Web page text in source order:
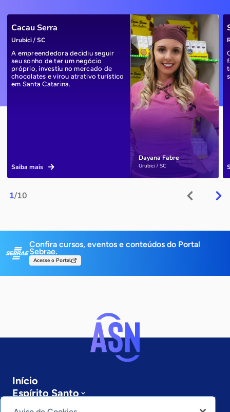
1/10
Dayana Fabre
Urubici / SC
Cacau Serra
Urubici / SC
A empreendedora decidiu seguir
seu sonho de ter um negócio
próprio, investiu no mercado de
chocolates e virou atrativo turístico
em Santa Catarina.
Saiba mais
Confira cursos, eventos e conteúdos do Portal
Sebrae.
Acesse o Portal
Início
Espírito Santo
Sobre a ASN